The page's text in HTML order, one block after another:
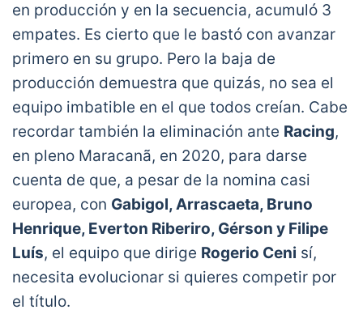
en producción y en la secuencia, acumuló 3
empates. Es cierto que le bastó con avanzar
primero en su grupo. Pero la baja de
producción demuestra que quizás, no sea el
equipo imbatible en el que todos creían. Cabe
recordar también la eliminación ante Racing,
en pleno Maracanã, en 2020, para darse
cuenta de que, a pesar de la nomina casi
europea, con Gabigol, Arrascaeta, Bruno
Henrique, Everton Riberiro, Gérson y Filipe
Luís, el equipo que dirige Rogerio Ceni sí,
necesita evolucionar si quieres competir por
el título.